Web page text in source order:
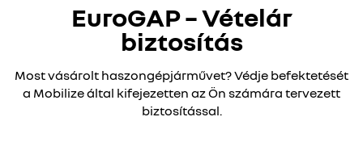
EuroGAP – Vételár
biztosítás
Most vásárolt haszongépjárművet? Védje befektetését
a Mobilize által kifejezetten az Ön számára tervezett
biztosítással.